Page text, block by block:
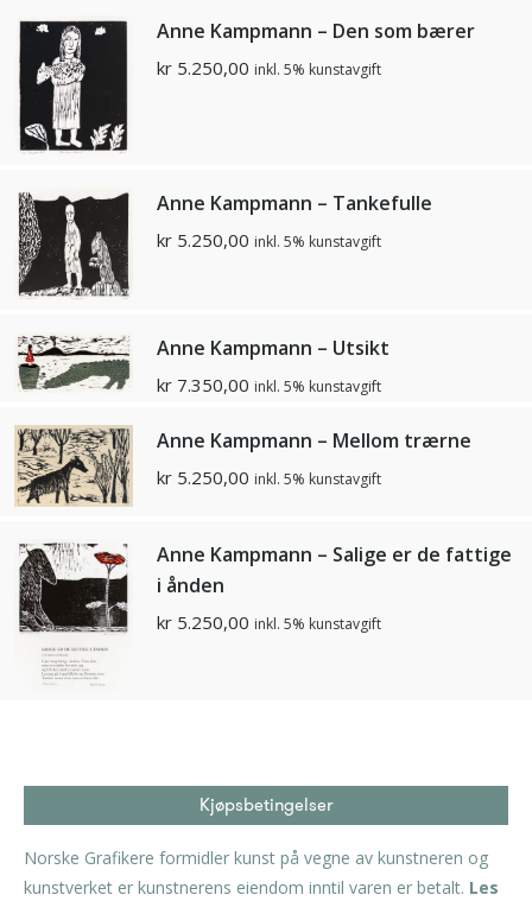
Anne Kampmann – Den som bærer
kr 5.250,00 inkl. 5% kunstavgift
Anne Kampmann – Tankefulle
kr 5.250,00 inkl. 5% kunstavgift
Anne Kampmann – Utsikt
kr 7.350,00 inkl. 5% kunstavgift
Anne Kampmann – Mellom trærne
kr 5.250,00 inkl. 5% kunstavgift
Anne Kampmann – Salige er de fattige
i ånden
kr 5.250,00 inkl. 5% kunstavgift
Kjøpsbetingelser
Norske Grafikere formidler kunst på vegne av kunstneren og
kunstverket er kunstnerens eiendom inntil varen er betalt. Les